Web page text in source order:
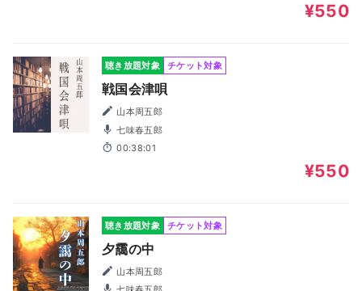
¥550
聴き放題対象 チケット対象
戦国会津唄
山本周五郎
七味春五郎
00:38:01
¥550
聴き放題対象 チケット対象
夕靄の中
山本周五郎